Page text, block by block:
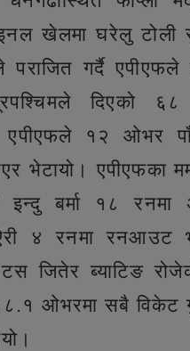
खेलमा घरेलु टोली
गर्दै एपीएफले
दिएको ६८
एपीएफले १२ ओभर
भेटायो। एपीएफका
इन्दु बर्मा १८ रनमा
४ रनमा रनआउट
जितेर ब्याटिङ
ओभरमा सबै विकेट